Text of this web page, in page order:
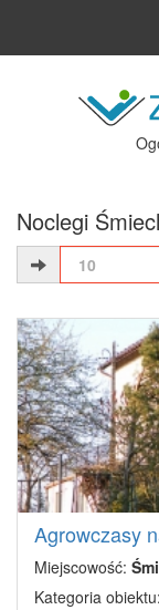
Noclegi
10
Agrowczasy
Miejscowość:
Kategoria obiektu: